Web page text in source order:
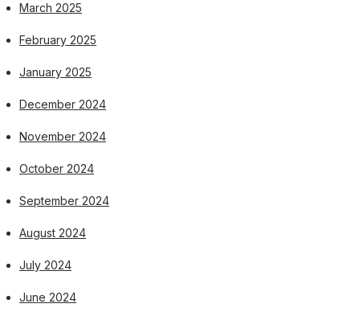
March 2025
February 2025
January 2025
December 2024
November 2024
October 2024
September 2024
August 2024
July 2024
June 2024